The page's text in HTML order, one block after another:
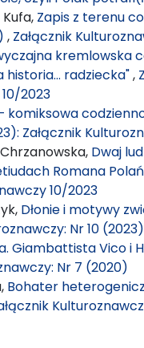
Zapis z terenu
, Załącznik
kremlowska
historia… radziecka",
2023
komiksowa
Załącznik
Dwaj
Romana
10/2023
Dłonie i motywy
Nr 10
Giambattista Vico i
Nr 7 (2020)
Bohater